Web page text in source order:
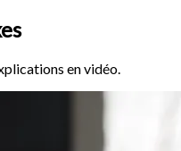
en vidéo.